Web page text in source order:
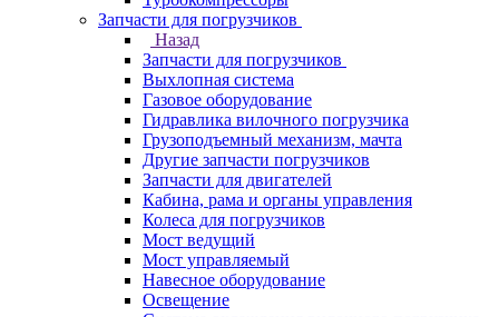
Запчасти для погрузчиков
Назад
Запчасти для погрузчиков
Выхлопная система
Газовое оборудование
Гидравлика вилочного погрузчика
Грузоподъемный механизм, мачта
Другие запчасти погрузчиков
Запчасти для двигателей
Кабина, рама и органы управления
Колеса для погрузчиков
Мост ведущий
Мост управляемый
Навесное оборудование
Освещение